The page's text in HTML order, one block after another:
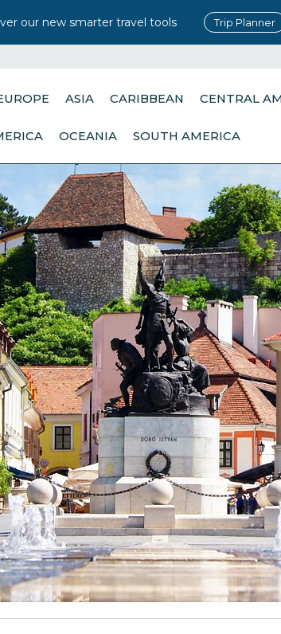
our new smarter travel tools Trip Planner
ASIA CARIBBEAN CENTRAL
OCEANIA SOUTH AMERICA